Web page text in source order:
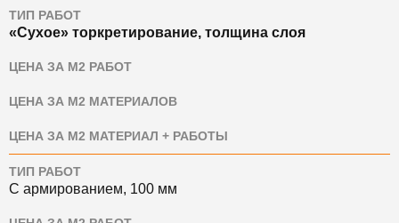
ТИП РАБОТ
«Сухое» торкретирование, толщина слоя
ЦЕНА ЗА М2 РАБОТ
ЦЕНА ЗА М2 МАТЕРИАЛОВ
ЦЕНА ЗА М2 МАТЕРИАЛ + РАБОТЫ
ТИП РАБОТ
С армированием, 100 мм